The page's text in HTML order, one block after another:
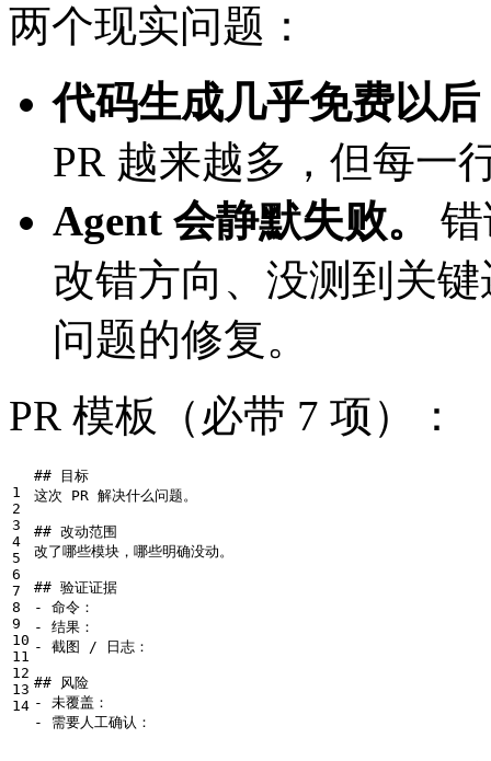
两个现实问题：
代码生成几乎免费以
PR 越来越多，但每一
Agent 会静默失败。
改错方向、没测到关
问题的修复。
PR 模板（必带 7 项）：
1
2
3
4
5
6
7
8
9
10
11
12
13
## 目标
这次 PR 解决什么问题。
## 改动范围
改了哪些模块，哪些明确没动。
## 验证证据
-
-
-
截图 / 日志：
## 风险
-
-